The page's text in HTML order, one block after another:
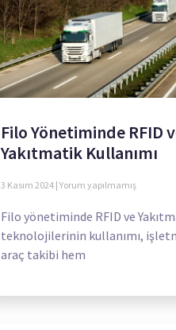
Filo Yönetiminde RFID
Yakıtmatik Kullanımı
3 Kasım 2024 Yorum yapılmamış
Filo yönetiminde RFID ve
teknolojilerinin kullanımı,
araç takibi hem